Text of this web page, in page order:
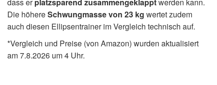
dass erplatzsparend zusammengeklapptwerden kann.
Die höhereSchwungmasse von 23 kg wertet zudem
auch diesen Ellipsentrainer im Vergleich technisch auf.
*Vergleich und Preise (von Amazon) wurden aktualisiert
am 7.8.2026 um 4 Uhr.